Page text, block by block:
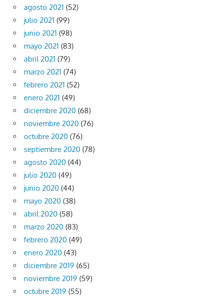
agosto 2021 (52)
julio 2021 (99)
junio 2021 (98)
mayo 2021 (83)
abril 2021 (79)
marzo 2021 (74)
febrero 2021 (52)
enero 2021 (49)
diciembre 2020 (68)
noviembre 2020 (76)
octubre 2020 (76)
septiembre 2020 (78)
agosto 2020 (44)
julio 2020 (49)
junio 2020 (44)
mayo 2020 (38)
abril 2020 (58)
marzo 2020 (83)
febrero 2020 (49)
enero 2020 (43)
diciembre 2019 (65)
noviembre 2019 (59)
octubre 2019 (55)